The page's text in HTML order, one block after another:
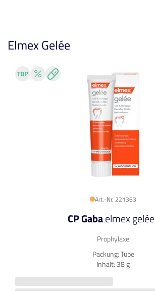
Elmex Gelée
Art.-Nr. 221363
CP Gabaelmex gelée
Prophylaxe
Packung: Tube
Inhalt: 38 g